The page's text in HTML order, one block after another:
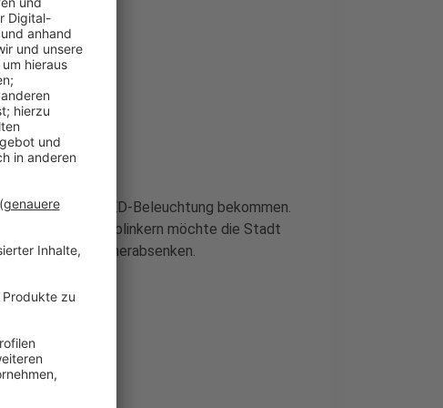
Platz LED-Beleuchtung bekommen.
Neben Schutzblinkern möchte die Stadt
das Tempo herabsenken.